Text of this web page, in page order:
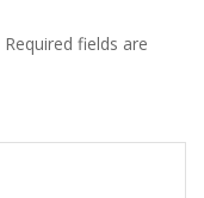
Required fields are